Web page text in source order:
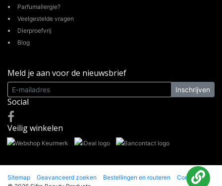
Parfumallergie?
Veelgestelde vragen
Dierproefvrij
Blog
Meld je aan voor de nieuwsbrief
Inschrijven
Social
Veilig winkelen
Sitemap Geavanceerd zoeken Bestellingen en routeren
Contact